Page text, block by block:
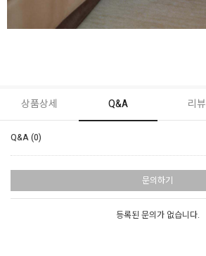
상품상세 Q&A 리뷰
Q&A (0)
문의하기
등록된 문의가 없습니다.